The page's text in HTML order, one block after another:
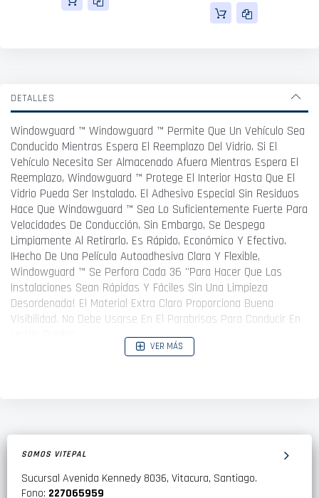
DETALLES
Windowguard ™ Windowguard ™ Permite Que Un Vehículo Sea
Conducido Mientras Espera El Reemplazo Del Vidrio. Si El
Vehículo Necesita Ser Almacenado Afuera Mientras Espera El
Reemplazo, Windowguard ™ Protege El Interior Hasta Que El
Vidrio Pueda Ser Instalado. El Adhesivo Especial Sin Residuos
Hace Que Windowguard ™ Sea Lo Suficientemente Fuerte Para
Velocidades De Conducción, Sin Embargo, Se Despega
Limpiamente Al Retirarlo. Es Rápido, Económico Y Efectivo.
¡Hecho De Una Película Autoadhesiva Clara Y Flexible,
Windowguard ™ Se Perfora Cada 36 "Para Hacer Que Las
Instalaciones Sean Rápidas Y Fáciles Sin Una Limpieza
Desordenada! El Material Extra Claro Proporciona Buena
Visibilidad. No Debe Usarse En El Parabrisas Para Conducir En
VER MÁS
SOMOS VITEPAL
Sucursal Avenida Kennedy 8036, Vitacura, Santiago.
Fono: 227065959